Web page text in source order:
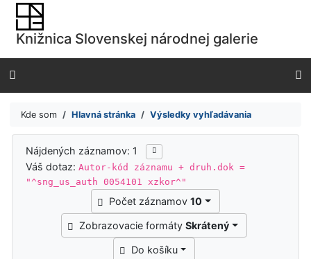
Prejsť na obsah
Prejsť na menu
Prehlásenie o webovej prístupnosti
Knižnica Slovenskej národnej galerie
Kde som Hlavná stránka Výsledky vyhľadávania
Výsledky vyhľadávania
Nájdených záznamov: 1
Váš dotaz:Autor-kód záznamu + druh.dok =
"^sng_us_auth 0054101 xzkor^"
Počet záznamov10
Zobrazovacie formátySkrátený
Do košíku